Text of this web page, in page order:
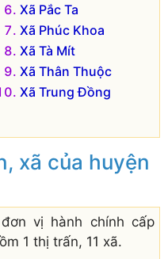
Xã Pắc Ta
Xã Phúc Khoa
Xã Tà Mít
Xã Thân Thuộc
Xã Trung Đồng
xã của huyện
vị hành chính cấp
1 thị trấn, 11 xã.